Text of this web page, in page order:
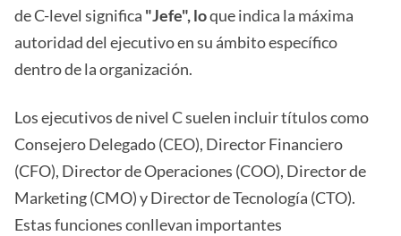
de C-level significa "Jefe", loque indica la máxima
autoridad del ejecutivo en su ámbito específico
dentro de la organización.
Los ejecutivos de nivel C suelen incluir títulos como
Consejero Delegado (CEO), Director Financiero
(CFO), Director de Operaciones (COO), Director de
Marketing (CMO) y Director de Tecnología (CTO).
Estas funciones conllevan importantes